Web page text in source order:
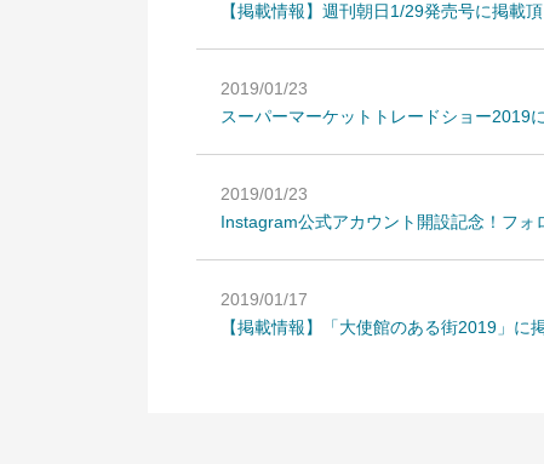
【掲載情報】週刊朝日1/29発売号に掲載頂
2019/01/23
スーパーマーケットトレードショー2019
2019/01/23
Instagram公式アカウント開設記念！フォ
2019/01/17
【掲載情報】「大使館のある街2019」に